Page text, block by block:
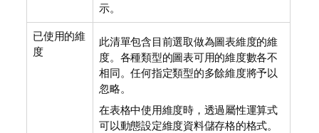
示。
已使用的維
度
此清單包含目前選取做為圖表維度的維
度。各種類型的圖表可用的維度數各不
相同。任何指定類型的多餘維度將予以
忽略。
在表格中使用維度時，透過屬性運算式
可以動態設定維度資料儲存格的格式。